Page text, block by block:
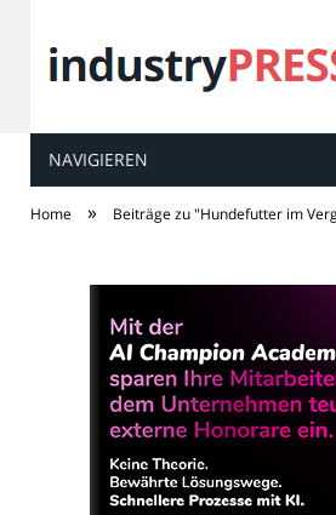
industry
NAVIGIEREN
Home » Beiträge zu "Hundefutter im